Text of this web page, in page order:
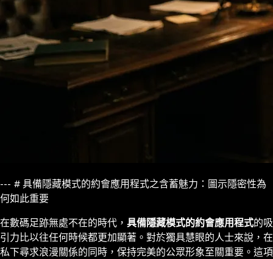
--- # 具備隱藏模式的約會應用程式之含蓄魅力：圖示隱密性為
何如此重要
在數碼足跡無處不在的時代， 具備隱藏模式的約會應用程式的吸
引力比以往任何時候都更加顯著。對於獨具慧眼的人士來說，在
私下尋求浪漫關係的同時，保持完美的公眾形象至關重要。這項